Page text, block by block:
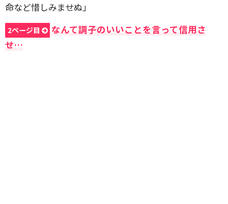
命など惜しみませぬ」
2ページ目
なんて調子のいいことを言って信用さ
せ…